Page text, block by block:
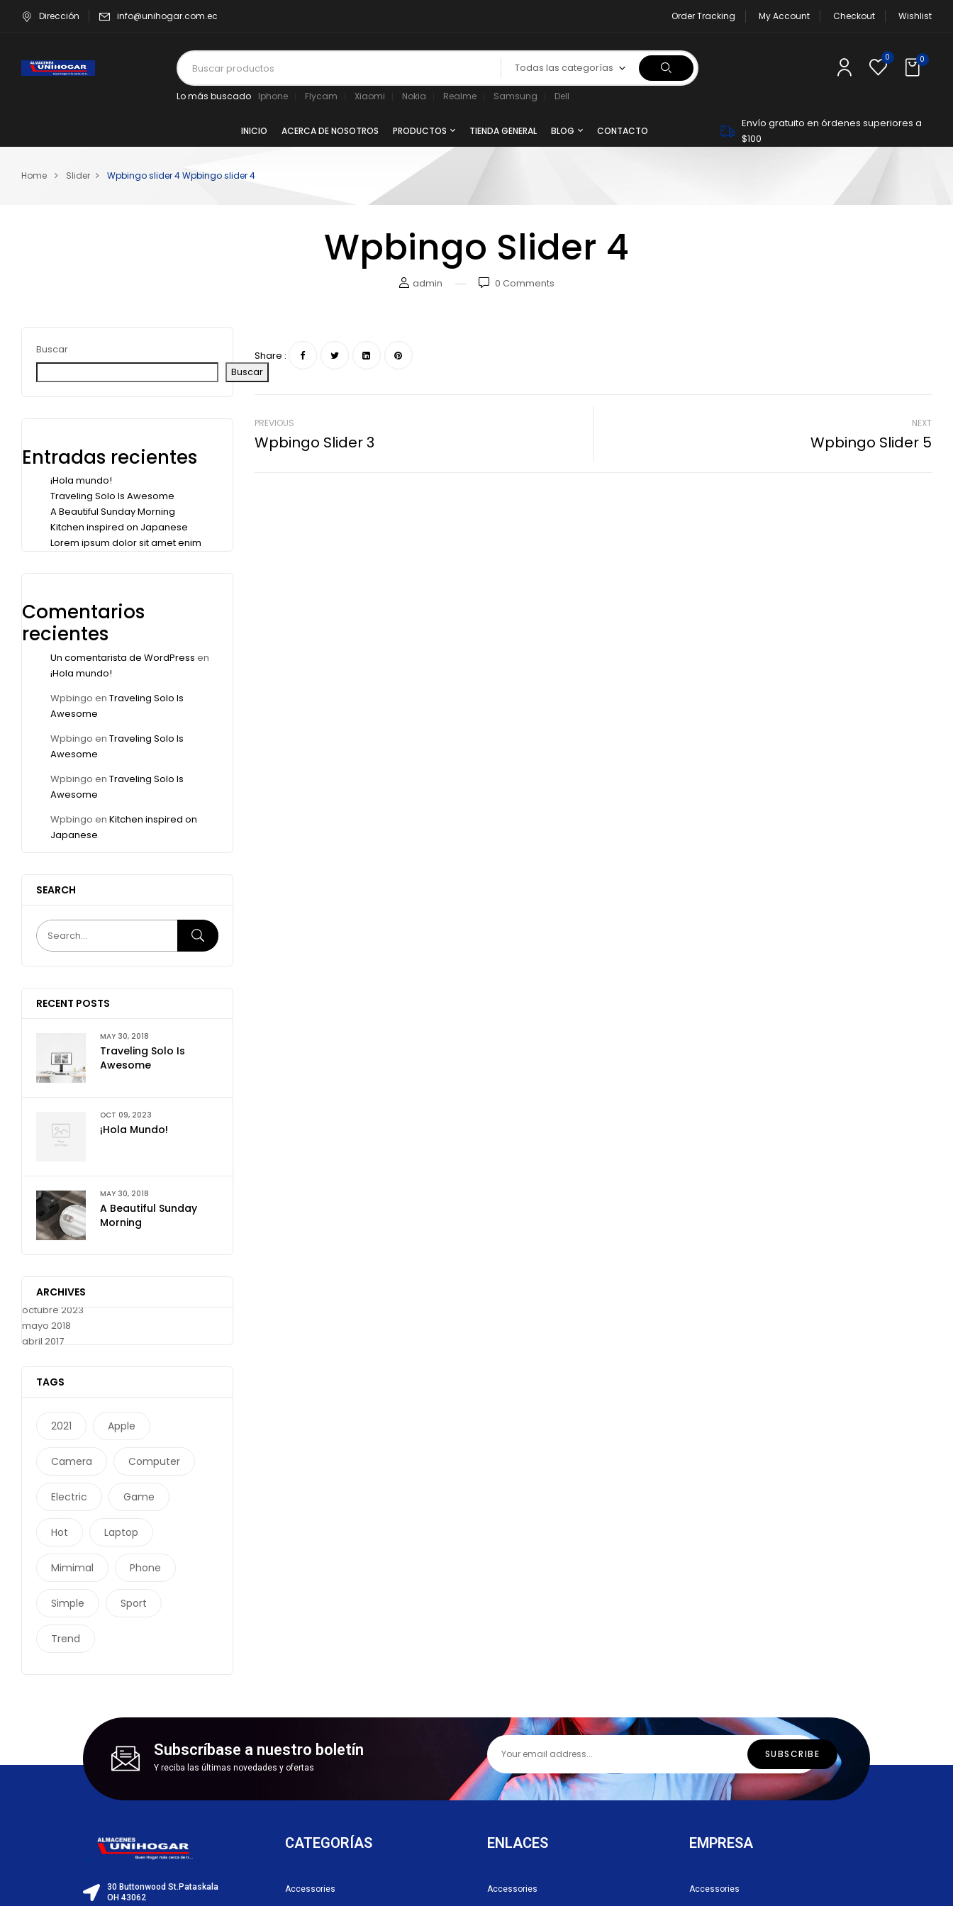
Dirección info@unihogar.com.ec Order Tracking My Account Checkout Wishlist
Todas las categorías
Lo más buscado Iphone Flycam Xiaomi Nokia Realme Samsung Dell
0 0
INICIO ACERCA DE NOSOTROS PRODUCTOS TIENDA GENERAL BLOG CONTACTO
Envío gratuito en órdenes superiores a
$100
Home Slider Wpbingo slider 4Wpbingo slider 4
Wpbingo Slider 4
admin 0 Comments
Buscar
Buscar
Entradas recientes
¡Hola mundo!
Traveling Solo Is Awesome
A Beautiful Sunday Morning
Kitchen inspired on Japanese
Lorem ipsum dolor sit amet enim
Comentarios
recientes
Un comentarista de WordPress en
¡Hola mundo!
Wpbingo en Traveling Solo Is
Awesome
Wpbingo en Traveling Solo Is
Awesome
Wpbingo en Traveling Solo Is
Awesome
Wpbingo en Kitchen inspired on
Japanese
SEARCH
RECENT POSTS
MAY 30, 2018
Traveling Solo Is
Awesome
OCT 09, 2023
¡Hola Mundo!
MAY 30, 2018
A Beautiful Sunday
Morning
ARCHIVES
octubre 2023
mayo 2018
abril 2017
TAGS
2021 Apple
Camera Computer
Electric Game
Hot Laptop
Mimimal Phone
Simple Sport
Trend
Share :
PREVIOUS
Wpbingo Slider 3
NEXT
Wpbingo Slider 5
Subscríbase a nuestro boletín
Y reciba las últimas novedades y ofertas
30 Buttonwood St.Pataskala
OH 43062
CATEGORÍAS
Accessories
ENLACES
Accessories
EMPRESA
Accessories